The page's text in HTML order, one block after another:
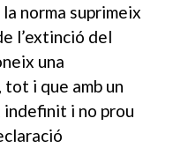
norma suprimeix
l’extinció del
una
i que amb un
i no prou